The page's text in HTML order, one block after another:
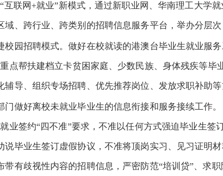
互联网 +就业”新模式，通过新职业网、华南理工大学
、跨行业、跨类别的招聘信息服务平台，举办分层
园招聘模式。做好在校就读的港澳台毕业生就业服
点帮扶建档立卡贫困家庭、少数民族、身体残疾等毕
导、组织专场招聘、优先推荐岗位、发放求职补助
做好离校未就业毕业生的信息衔接和服务接续工作。
业签约“四不准”要求，不准以任何方式强迫毕业生签
毕业生签订虚假协议，不准将顶岗实习、见习证明
有歧视性内容的招聘信息，严密防范“培训贷”、求